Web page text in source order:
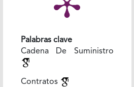
Palabras clave
Cadena De Suministro
Contratos